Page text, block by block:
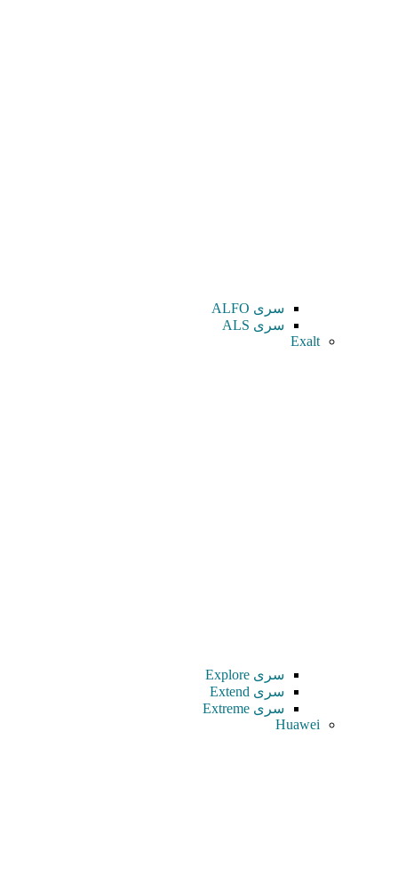
سری ALFO
سری ALS
Exalt
سری Explore
سری Extend
سری Extreme
Huawei